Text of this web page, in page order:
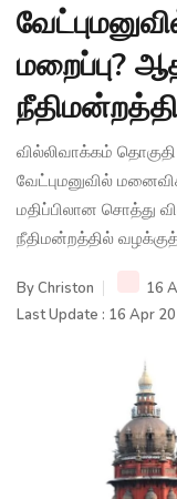
மறைப்பு?
வில்லிவாக்கம்
வேட்புமனுவில்
மதிப்பிலான சொத்து
நீதிமன்றத்தில்
ByChriston
16
Last Update : 16 Apr